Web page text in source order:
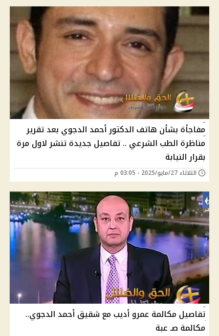
مفاجأة بشأن هاتف الدكتور أحمد الدجوي بعد تقرير
مناظرة الطب الشرعي .. تفاصيل جديدة تنشر ﻻول مرة
بقرار النيابة
الثلاثاء 27/مايو/2025 - 03:05 م
تفاصيل مكالمة عمرو أديب مع شقيق أحمد الدجوي..
مكالمة صـ عبة